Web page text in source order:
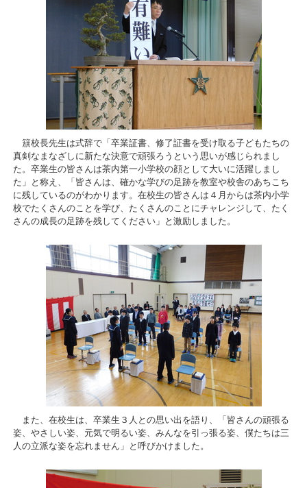
簱校長先生は式辞で「卒業証書、修了証書を受け取る子どもたちの
真剣なまなざしに新たな決意で頑張ろうという思いが感じられまし
た。卒業生の皆さんは茶内第一小学校の顔として大いに活躍しまし
た」と称え、「皆さんは、確かな学びの足跡を教室や校舎のあちこち
に残しているのがわかります。在校生の皆さんは４月からは茶内小学
校でたくさんのことを学び、たくさんのことにチャレンジして、たく
さんの成長の足跡を残してください」と激励しました。
また、在校生は、卒業生３人との思い出を語り、「皆さんの頑張る
姿、やさしい姿、元気で明るい姿、みんなを引っ張る姿、僕たちは三
人の立派な姿を忘れません」と呼びかけました。